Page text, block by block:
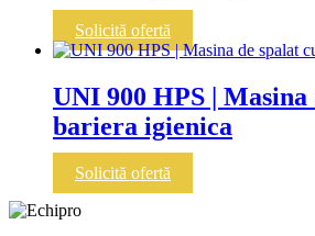
fi
alese
în
pagina
Solicită ofertă
UNI 900 HPS | Masina
bariera igienica
Solicită ofertă